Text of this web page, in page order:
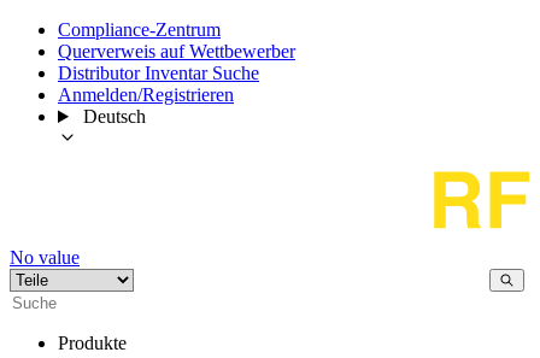
Compliance-Zentrum
Querverweis auf Wettbewerber
Distributor Inventar Suche
Anmelden/Registrieren
Deutsch
No value
Produkte